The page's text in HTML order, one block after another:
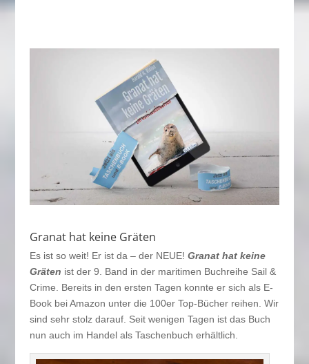
Granat hat keine Gräten
Es ist so weit! Er ist da – der NEUE! Granat hat keine
Gräten ist der 9. Band in der maritimen Buchreihe Sail &
Crime. Bereits in den ersten Tagen konnte er sich als E-
Book bei Amazon unter die 100er Top-Bücher reihen. Wir
sind sehr stolz darauf. Seit wenigen Tagen ist das Buch
nun auch im Handel als Taschenbuch erhältlich.